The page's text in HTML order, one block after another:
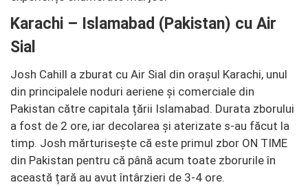
Karachi – Islamabad (Pakistan) cu Air
Sial
Josh Cahill a zburat cu Air Sial din orașul Karachi, unul
din principalele noduri aeriene și comerciale din
Pakistan către capitala țării Islamabad. Durata zborului
a fost de 2 ore, iar decolarea și aterizate s-au făcut la
timp. Josh mărturisește că este primul zbor ON TIME
din Pakistan pentru că până acum toate zborurile în
această țară au avut întârzieri de 3-4 ore.